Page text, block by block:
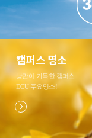
캠퍼스 명소
낭만이 가득한 캠퍼스.
DCU 주요명소!